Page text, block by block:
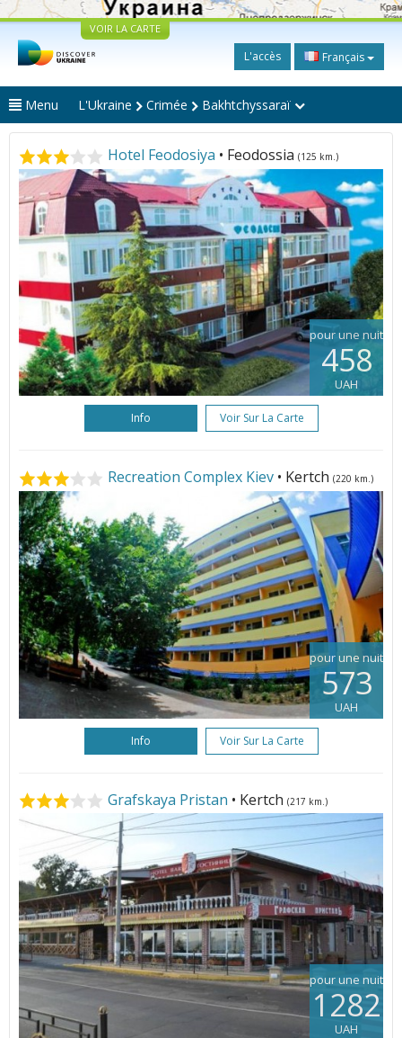
VOIR LA CARTE
L'accès Français
Menu L'Ukraine Crimée Bakhtchyssaraï
Hotel Feodosiya • Feodossia (125 km.)
pour une nuit
458
UAH
Info Voir Sur La Carte
Recreation Complex Kiev • Kertch (220 km.)
pour une nuit
573
UAH
Info Voir Sur La Carte
Grafskaya Pristan • Kertch (217 km.)
pour une nuit
1282
UAH